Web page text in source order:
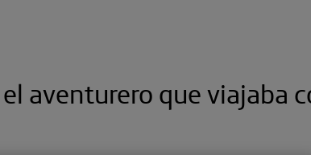
aventurero que viajaba